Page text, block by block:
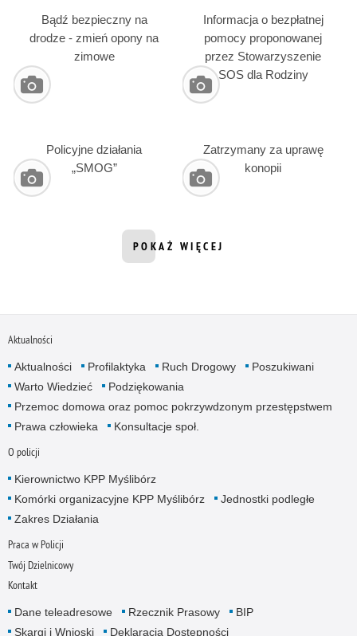
Bądź bezpieczny na
drodze - zmień opony na
zimowe
Informacja o bezpłatnej
pomocy proponowanej
przez Stowarzyszenie
SOS dla Rodziny
Policyjne działania
„SMOG”
Zatrzymany za uprawę
konopii
POKAŻ WIĘCEJ
INFORMACJI Z DZIAŁU GALERIA
Aktualności
Aktualności Profilaktyka Ruch Drogowy
Poszukiwani
Warto Wiedzieć
Podziękowania
Przemoc domowa oraz pomoc pokrzywdzonym przestępstwem
Prawa człowieka
Konsultacje społ.
O policji
Kierownictwo KPP Myślibórz
Komórki organizacyjne KPP Myślibórz
Jednostki podległe
Zakres Działania
Praca w Policji
Twój Dzielnicowy
Kontakt
Dane teleadresowe Rzecznik Prasowy
BIP
Skargi i Wnioski
Deklaracja Dostępności